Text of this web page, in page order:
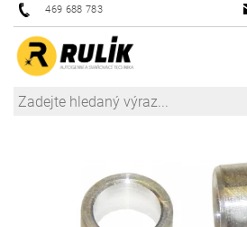
469 688 783